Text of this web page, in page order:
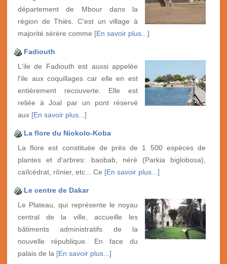
département de Mbour dans la
région de Thiès. C'est un village à
majorité sérère comme [En savoir plus...]
Fadiouth
L'ile de Fadiouth est aussi appelée
l'ile aux coquillages car elle en est
entièrement recouverte. Elle est
reliée à Joal par un pont réservé
aux [En savoir plus...]
La flore du Niokolo-Koba
La flore est constituée de près de 1 500 espèces de
plantes et d'arbres: baobab, néré (Parkia biglobosa),
caïlcédrat, rônier, etc... Ce [En savoir plus...]
Le centre de Dakar
Le Plateau, qui représente le noyau
central de la ville, accueille les
bâtiments administratifs de la
nouvelle république. En face du
palais de la [En savoir plus...]